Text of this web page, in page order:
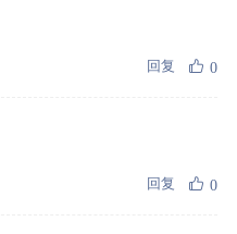
回复 0
回复 0